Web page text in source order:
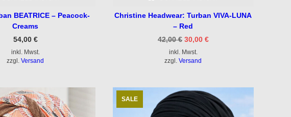
BEATRICE – Peacock-
Creams
54,00 €
inkl. Mwst.
zzgl.Versand
Christine Headwear: Turban VIVA-LUNA
– Red
42,00€ Ursprünglicher
war:
42,00 €
30,00 €Aktueller
inkl. Mwst.
zzgl.Versand
SALE